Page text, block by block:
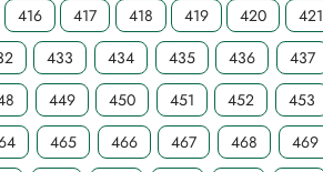
416
417 418 419 420 421
433 434 435 436 437
449 450 451 452 453
465 466 467 468 469